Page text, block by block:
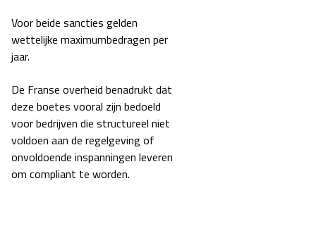
Voor beide sancties gelden
wettelijke maximumbedragen per
jaar.
De Franse overheid benadrukt dat
deze boetes vooral zijn bedoeld
voor bedrijven die structureel niet
voldoen aan de regelgeving of
onvoldoende inspanningen leveren
om compliant te worden.